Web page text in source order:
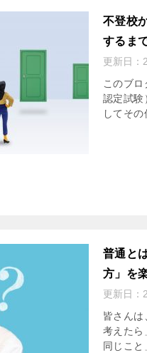
不登校
するま
更新日：
このブ
認定試験
してそ
普通と
方」を
更新日：
皆さんは
考えたら
同じこ